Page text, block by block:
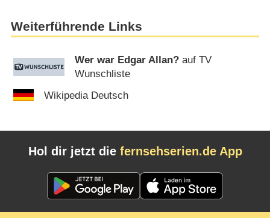
Weiterführende Links
Wer war Edgar Allan? auf TV
Wunschliste
Wikipedia Deutsch
Hol dir jetzt die fernsehserien.de App